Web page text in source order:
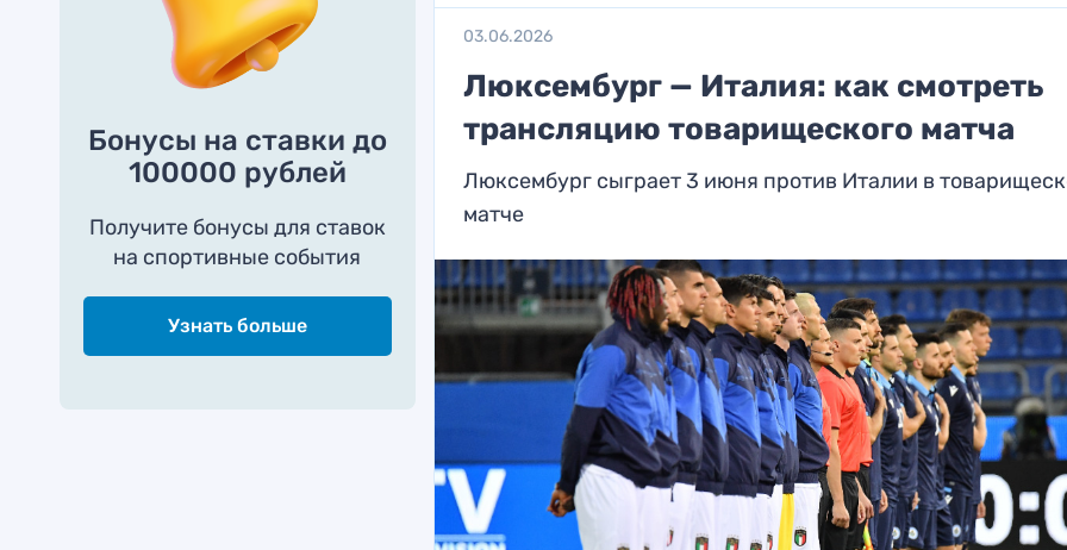
Бонусы на ставки до
100000 рублей
Получите бонусы для ставок
на спортивные события
Узнать больше
03.06.2026
Люксембург — Италия: как смотреть
трансляцию товарищеского матча
Люксембург сыграет 3 июня против Италии в
матче